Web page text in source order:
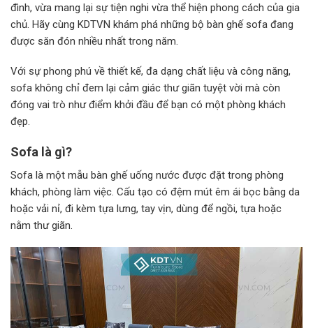
đình, vừa mang lại sự tiện nghi vừa thể hiện phong cách của gia
chủ. Hãy cùng KDTVN khám phá những bộ bàn ghế sofa đang
được săn đón nhiều nhất trong năm.
Với sự phong phú về thiết kế, đa dạng chất liệu và công năng,
sofa không chỉ đem lại cảm giác thư giãn tuyệt vời mà còn
đóng vai trò như điểm khởi đầu để bạn có một phòng khách
đẹp.
Sofa là gì?
Sofa là một mẫu bàn ghế uống nước được đặt trong phòng
khách, phòng làm việc. Cấu tạo có đệm mút êm ái bọc bằng da
hoặc vải nỉ, đi kèm tựa lưng, tay vịn, dùng để ngồi, tựa hoặc
nằm thư giãn.